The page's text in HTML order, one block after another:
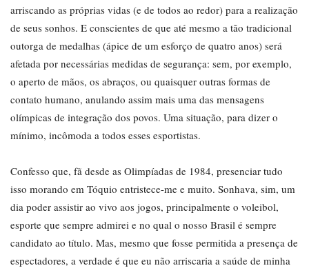
arriscando as próprias vidas (e de todos ao redor) para a realização
de seus sonhos. E conscientes de que até mesmo a tão tradicional
outorga de medalhas (ápice de um esforço de quatro anos) será
afetada por necessárias medidas de segurança: sem, por exemplo,
o aperto de mãos, os abraços, ou quaisquer outras formas de
contato humano, anulando assim mais uma das mensagens
olímpicas de integração dos povos. Uma situação, para dizer o
mínimo, incômoda a todos esses esportistas.
Confesso que, fã desde as Olimpíadas de 1984, presenciar tudo
isso morando em Tóquio entristece-me e muito. Sonhava, sim, um
dia poder assistir ao vivo aos jogos, principalmente o voleibol,
esporte que sempre admirei e no qual o nosso Brasil é sempre
candidato ao título. Mas, mesmo que fosse permitida a presença de
espectadores, a verdade é que eu não arriscaria a saúde de minha